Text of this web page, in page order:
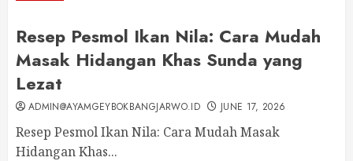
Resep Pesmol Ikan Nila: Cara Mudah
Masak Hidangan Khas Sunda yang
Lezat
ADMIN@AYAMGEYBOKBANGJARWO.ID JUNE 17, 2026
Resep Pesmol Ikan Nila: Cara Mudah Masak
Hidangan Khas...